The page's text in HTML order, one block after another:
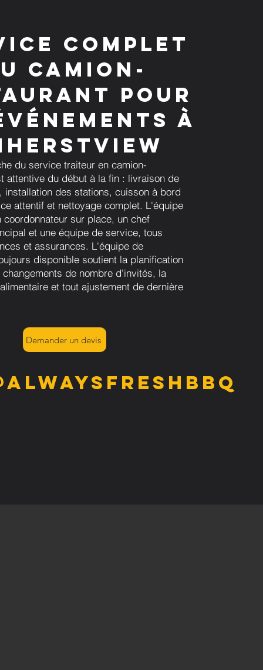
complet
camion-
pour
à
du service traiteur en camion-
attentive du début à la fin : livraison de
installation des stations, cuisson à bord
attentif et nettoyage complet. L'équipe
coordonnateur sur place, un chef
et une équipe de service, tous
et assurances. L'équipe de
disponible soutient la planification
de nombre d'invités, la
et tout ajustement de dernière
Demander un devis